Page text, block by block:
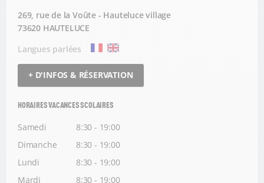
269, rue de la Voûte - Hauteluce village
73620 HAUTELUCE
Langues parlées
+ D'INFOS & RÉSERVATION
HORAIRES VACANCES SCOLAIRES
Samedi
8:30 - 19:00
Dimanche
8:30 - 19:00
Lundi
8:30 - 19:00
Mardi
8:30 - 19:00